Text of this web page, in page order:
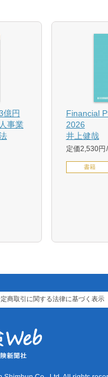
億円
事業
Financial
2026
井上健哉
定価2,530円
書籍
商取引に関する法律に基づく表示